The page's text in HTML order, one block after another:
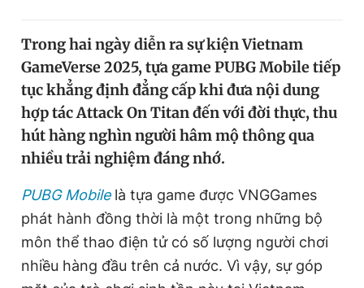
Video Magazine
Sản phẩm khác
Bạn cần biết
Thông tin tòa soạn Liên hệ quảng cáo
Trong hai ngày diễn ra sự kiện Vietnam
GameVerse 2025, tựa game PUBG Mobile tiếp
tục khẳng định đẳng cấp khi đưa nội dung
hợp tác Attack On Titan đến với đời thực, thu
hút hàng nghìn người hâm mộ thông qua
nhiều trải nghiệm đáng nhớ.
PUBG Mobilelà tựa game được VNGGames
phát hành đồng thời là một trong những bộ
môn thể thao điện tử có số lượng người chơi
nhiều hàng đầu trên cả nước. Vì vậy, sự góp